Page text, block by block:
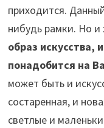
приходится.
нибудь рамки. Но и
образ искусства,
понадобится на
может быть и
состаренная, и
светлые и